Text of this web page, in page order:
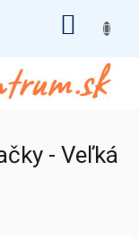
- Veľká